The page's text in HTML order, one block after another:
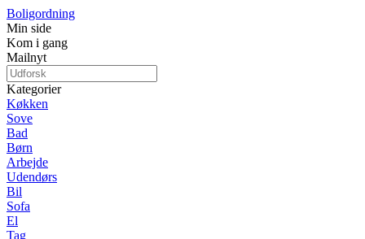
Boligordning
Min side
Kom i gang
Mailnyt
Kategorier
Køkken
Sove
Bad
Børn
Arbejde
Udendørs
Bil
Sofa
El
Tag